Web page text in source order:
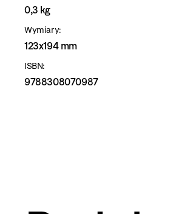
0,3 kg
Wymiary:
123x194 mm
ISBN:
9788308070987